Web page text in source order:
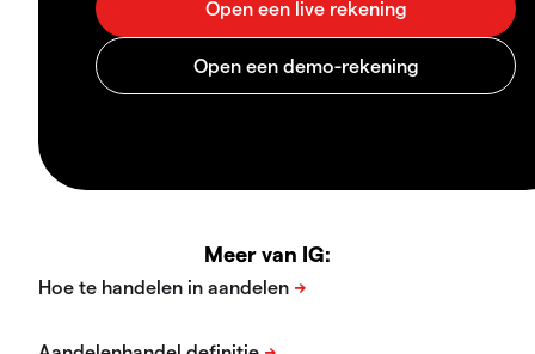
Meer van IG: